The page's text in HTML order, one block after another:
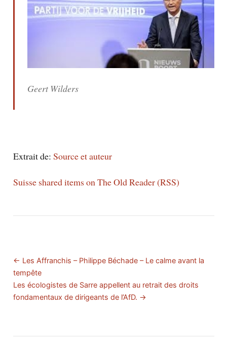
Geert Wilders
Extrait de: Source et auteur
Suisse shared items on The Old Reader (RSS)
← Les Affranchis – Philippe Béchade – Le calme avant la
tempête
Les écologistes de Sarre appellent au retrait des droits
fondamentaux de dirigeants de l’AfD. →